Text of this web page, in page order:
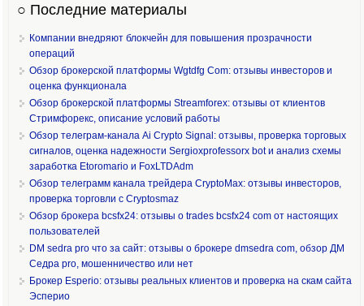
○ Последние материалы
Компании внедряют блокчейн для повышения прозрачности
операций
Обзор брокерской платформы Wgtdfg Com: отзывы инвесторов и
оценка функционала
Обзор брокерской платформы Streamforex: отзывы от клиентов
Стримфорекс, описание условий работы
Обзор телеграм-канала Ai Crypto Signal: отзывы, проверка торговых
сигналов, оценка надежности Sergioxprofessorx bot и анализ схемы
заработка Etoromario и FoxLTDAdm
Обзор телеграмм канала трейдера CryptoMax: отзывы инвесторов,
проверка торговли с Cryptosmaz
Обзор брокера bcsfx24: отзывы о trades bcsfx24 com от настоящих
пользователей
DM sedra pro что за сайт: отзывы о брокере dmsedra com, обзор ДМ
Седра pro, мошенничество или нет
Брокер Esperio: отзывы реальных клиентов и проверка на скам сайта
Эсперио